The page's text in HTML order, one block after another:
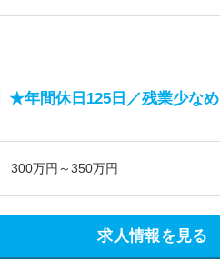
★年間休日125日／残業少なめ
300万円～350万円
求人情報を見る